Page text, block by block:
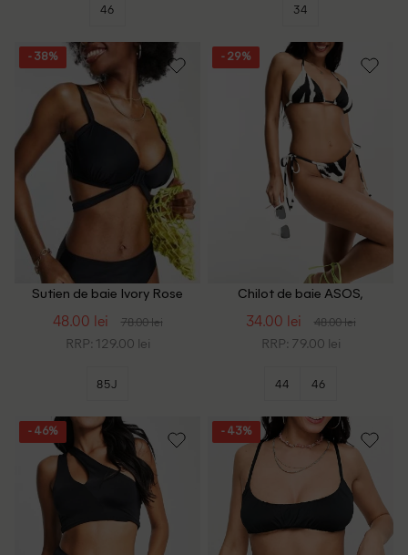
46 34
- 38%
Sutien de baie Ivory Rose
48.00 lei 78.00 lei
RRP: 129.00 lei
85J
- 29%
Chilot de baie ASOS,
34.00 lei 48.00 lei
RRP: 79.00 lei
44 46
- 46% - 43%